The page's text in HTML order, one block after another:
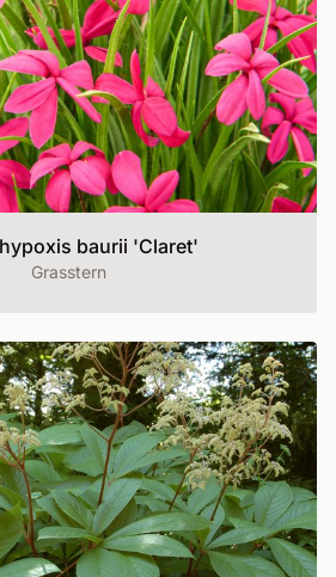
baurii 'Claret'
Grasstern